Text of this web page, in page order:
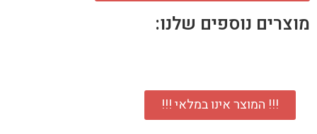
מוצרים נוספים שלנו:
!!! המוצר אינו במלאי !!!